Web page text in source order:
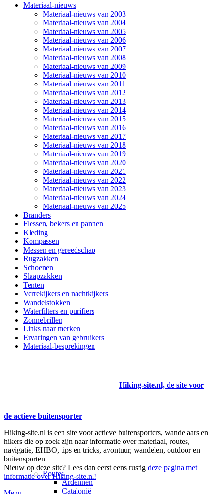
Materiaal-nieuws
Materiaal-nieuws van 2003
Materiaal-nieuws van 2004
Materiaal-nieuws van 2005
Materiaal-nieuws van 2006
Materiaal-nieuws van 2007
Materiaal-nieuws van 2008
Materiaal-nieuws van 2009
Materiaal-nieuws van 2010
Materiaal-nieuws van 2011
Materiaal-nieuws van 2012
Materiaal-nieuws van 2013
Materiaal-nieuws van 2014
Materiaal-nieuws van 2015
Materiaal-nieuws van 2016
Materiaal-nieuws van 2017
Materiaal-nieuws van 2018
Materiaal-nieuws van 2019
Materiaal-nieuws van 2020
Materiaal-nieuws van 2021
Materiaal-nieuws van 2022
Materiaal-nieuws van 2023
Materiaal-nieuws van 2024
Materiaal-nieuws van 2025
Branders
Flessen, bekers en pannen
Kleding
Kompassen
Messen en gereedschap
Rugzakken
Schoenen
Slaapzakken
Tenten
Verrekijkers en nachtkijkers
Wandelstokken
Waterfilters en purifiers
Zonnebrillen
Links naar merken
Ervaringen van gebruikers
Materiaal-besprekingen
Hiking-site.nl, de site voor
de actieve buitensporter
Hiking-site.nl is een site voor actieve buitensporters, wandelaars en
hikers die op zoek zijn naar informatie over materiaal, routes,
navigatie, EHBO, tips en tricks, avontuur, wandelen, outdoor en
buitensporten.
Nieuw op deze site? Lees dan eerst eens rustig deze pagina met
informatie over Hiking-site.nl!
Routes
Ardennen
Catalonië